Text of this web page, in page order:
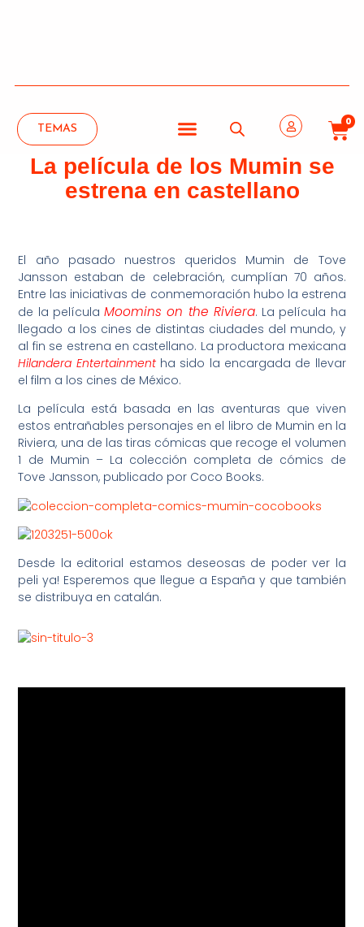
TEMAS
0
La película de los Mumin se
estrena en castellano
El año pasado nuestros queridos Mumin de Tove
Jansson estaban de celebración, cumplían 70 años.
Entre las iniciativas de conmemoración hubo la estrena
de la películaMoomins on the Riviera. La película ha
llegado a los cines de distintas ciudades del mundo, y
al fin se estrena en castellano. La productora mexicana
Hilandera Entertainmentha sido la encargada de llevar
el film a los cines de México.
La película está basada en las aventuras que viven
estos entrañables personajes en el libro de Mumin en la
Riviera, una de las tiras cómicas que recoge el volumen
1 de Mumin – La colección completa de cómics de
Tove Jansson, publicado por Coco Books.
Desde la editorial estamos deseosas de poder ver la
peli ya! Esperemos que llegue a España y que también
se distribuya en catalán.